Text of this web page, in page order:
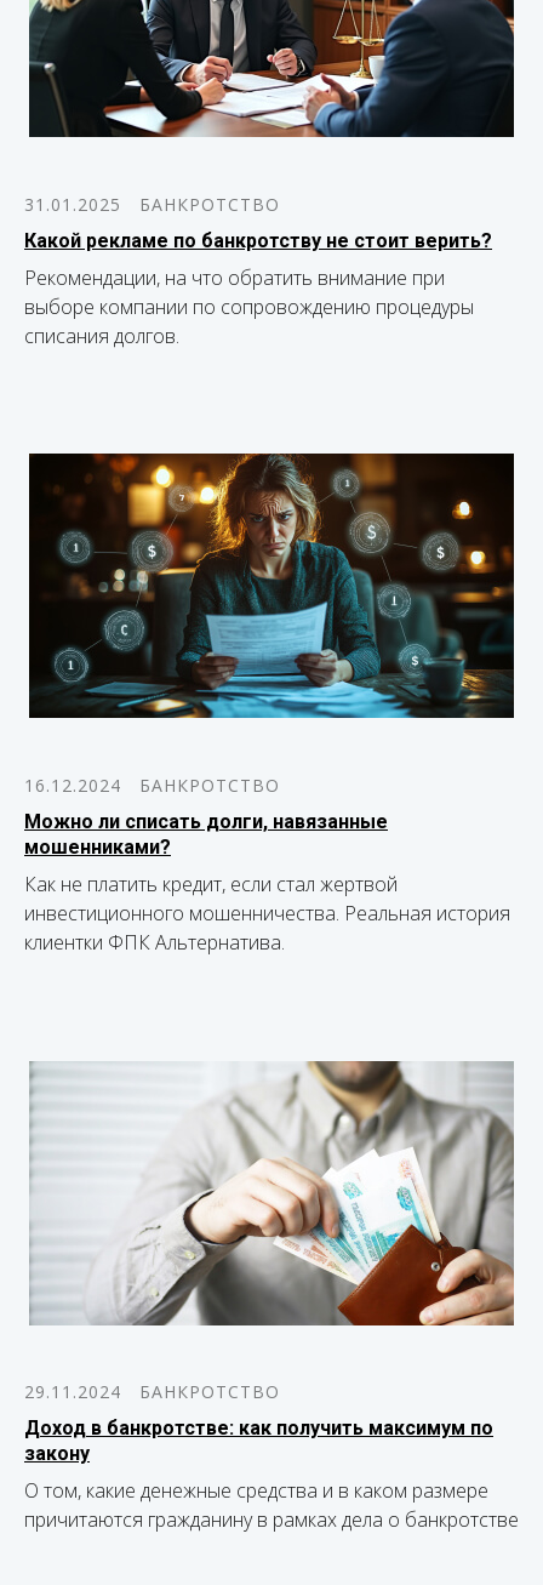
31.01.2025
БАНКРОТСТВО
Какой рекламе по банкротству не стоит верить?
Рекомендации, на что обратить внимание при
выборе компании по сопровождению процедуры
списания долгов.
16.12.2024
БАНКРОТСТВО
Можно ли списать долги, навязанные
мошенниками?
Как не платить кредит, если стал жертвой
инвестиционного мошенничества. Реальная история
клиентки ФПК Альтернатива.
29.11.2024
БАНКРОТСТВО
Доход в банкротстве: как получить максимум по
закону
О том, какие денежные средства и в каком размере
причитаются гражданину в рамках дела о банкротстве